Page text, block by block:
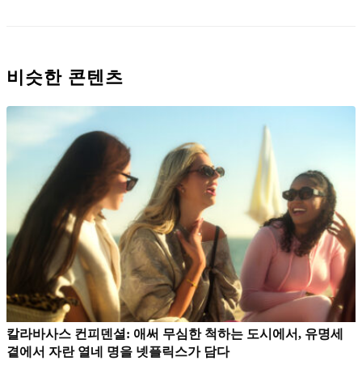
비슷한 콘텐츠
칼라바사스 컨피덴셜: 애써 무심한 척하는 도시에서, 유명세
곁에서 자란 열네 명을 넷플릭스가 담다